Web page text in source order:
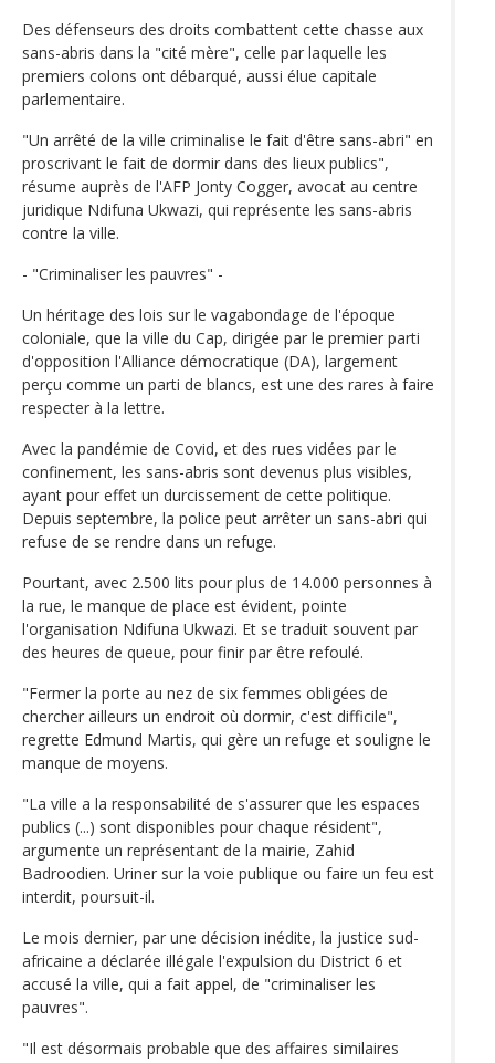
Des défenseurs des droits combattent cette chasse aux
sans-abris dans la "cité mère", celle par laquelle les
premiers colons ont débarqué, aussi élue capitale
parlementaire.
"Un arrêté de la ville criminalise le fait d'être sans-abri" en
proscrivant le fait de dormir dans des lieux publics",
résume auprès de l'AFP Jonty Cogger, avocat au centre
juridique Ndifuna Ukwazi, qui représente les sans-abris
contre la ville.
- "Criminaliser les pauvres" -
Un héritage des lois sur le vagabondage de l'époque
coloniale, que la ville du Cap, dirigée par le premier parti
d'opposition l'Alliance démocratique (DA), largement
perçu comme un parti de blancs, est une des rares à faire
respecter à la lettre.
Avec la pandémie de Covid, et des rues vidées par le
confinement, les sans-abris sont devenus plus visibles,
ayant pour effet un durcissement de cette politique.
Depuis septembre, la police peut arrêter un sans-abri qui
refuse de se rendre dans un refuge.
Pourtant, avec 2.500 lits pour plus de 14.000 personnes à
la rue, le manque de place est évident, pointe
l'organisation Ndifuna Ukwazi. Et se traduit souvent par
des heures de queue, pour finir par être refoulé.
"Fermer la porte au nez de six femmes obligées de
chercher ailleurs un endroit où dormir, c'est difficile",
regrette Edmund Martis, qui gère un refuge et souligne le
manque de moyens.
"La ville a la responsabilité de s'assurer que les espaces
publics (...) sont disponibles pour chaque résident",
argumente un représentant de la mairie, Zahid
Badroodien. Uriner sur la voie publique ou faire un feu est
interdit, poursuit-il.
Le mois dernier, par une décision inédite, la justice sud-
africaine a déclarée illégale l'expulsion du District 6 et
accusé la ville, qui a fait appel, de "criminaliser les
pauvres".
"Il est désormais probable que des affaires similaires